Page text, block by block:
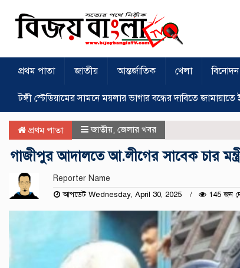
প্রথম পাতা জাতীয় আন্তর্জাতিক খেলা বিনোদন
টঙ্গী স্টেডিয়ামের সামনে ময়লার ভাগার বন্ধের দাবিতে
প্রথম পাতা জাতীয় জেলার খবর
গাজীপুর আদালতে আ.লীগের সাবেক চার
Reporter Name
আপডেট Wednesday, April 30, 2025 145 জন